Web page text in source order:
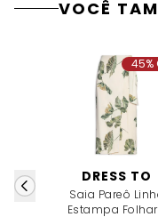
VOCÊ
DRESS TO
Saia Pareô
Estampa
45%